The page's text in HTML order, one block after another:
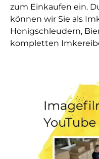
zum Einkaufen ein.
können wir Sie als
Honigschleudern,
kompletten